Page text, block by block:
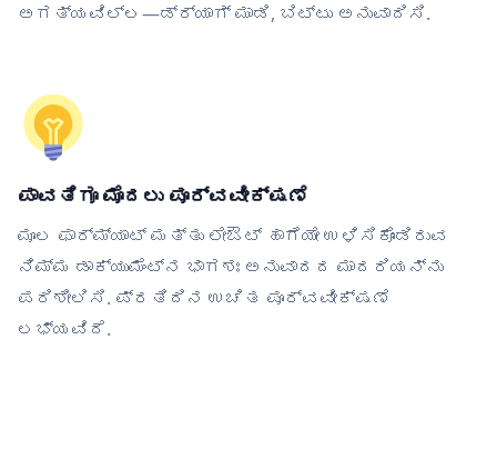
ಅಗತ್ಯವಿಲ್ಲ—ಡ್ರ್ಯಾಗ್ ಮಾಡಿ, ಬಿಟ್ಟು ಅನುವಾದಿಸಿ.
ಪಾವತಿಗೂ ಮೊದಲು ಪೂರ್ವವೀಕ್ಷಣೆ
ಮೂಲ ಫಾರ್ಮ್ಯಾಟ್ ಮತ್ತು ಲೇಔಟ್ ಹಾಗೆಯೇ ಉಳಿಸಿಕೊಂಡಿರುವ
ನಿಮ್ಮ ಡಾಕ್ಯುಮೆಂಟ್‌ನ ಭಾಗಶಃ ಅನುವಾದದ ಮಾದರಿಯನ್ನು
ಪರಿಶೀಲಿಸಿ. ಪ್ರತಿದಿನ ಉಚಿತ ಪೂರ್ವವೀಕ್ಷಣೆ
ಲಭ್ಯವಿದೆ.